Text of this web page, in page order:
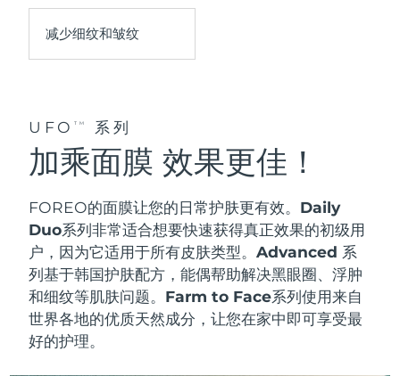
减少细纹和皱纹
UFO TM 系列
加乘面膜 效果更佳！
FOREO的面膜让您的日常护肤更有效。 Daily
Duo系列非常适合想要快速获得真正效果的初级用
户，因为它适用于所有皮肤类型。Advanced 系
列基于韩国护肤配方，能偶帮助解决黑眼圈、浮肿
和细纹等肌肤问题。 Farm to Face系列使用来自
世界各地的优质天然成分，让您在家中即可享受最
好的护理。